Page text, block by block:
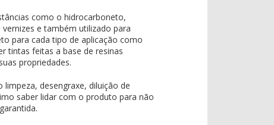
como o hidrocarboneto,
e também utilizado para
para cada tipo de aplicação como
tintas feitas a base de resinas
propriedades.
desengraxe, diluição de
saber lidar com o produto para não